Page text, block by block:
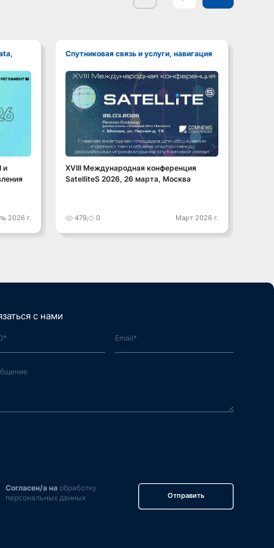
и
2026 г.
Спутниковая связь и услуги, навигация
XVIII Международная конференция
SatelliteS 2026, 26 марта, Москва
479 0 Март 2026 г.
с нами
Согласен/а наобработку
персональных данных
Отправить